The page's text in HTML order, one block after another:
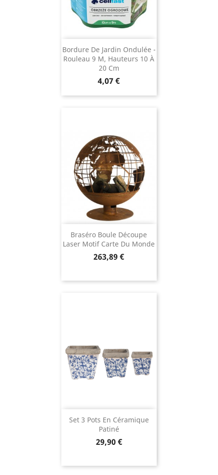
Bordure De Jardin Ondulée -
Rouleau 9 M, Hauteurs 10 À
20 Cm
Prix
4,07 €
Braséro Boule Découpe
Laser Motif Carte Du Monde
Prix
263,89 €
Set 3 Pots En Céramique
Patiné
Prix
29,90 €